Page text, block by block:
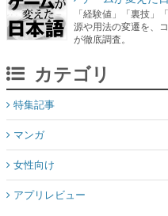
カテゴリ
マンガ
女性向け
アプリレビュー
その他
電ファミニコゲーマーとは？